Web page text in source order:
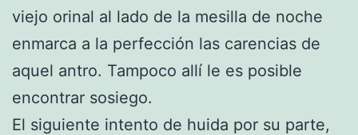
viejo orinal al lado de la mesilla de noche
enmarca a la perfección las carencias de
aquel antro. Tampoco allí le es posible
encontrar sosiego.
El siguiente intento de huida por su parte,